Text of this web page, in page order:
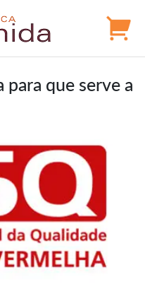
para que serve a